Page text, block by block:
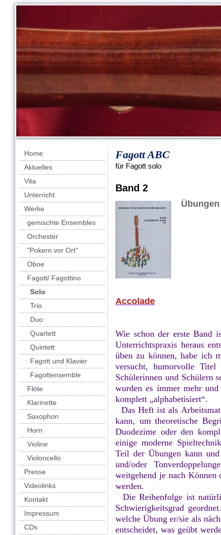
Home
Aktuelles
Vita
Unterricht
Werke
gemischte Ensembles
Orchester
"Pokern vor Ort"
Oboe
Fagott/ Fagottino
Solo
Trio
Duo
Quartett
Quintett
Fagott und Klavier
Fagottensemble
Flöte
Klarinette
Saxophon
Horn
Violine
Violoncello
Presse
Videolinks
Kontakt
Impressum
CDs
Fagott ABC
für Fagott solo
Band 2
Accolade
Wie schon der erste Band
Unterrichtspraxis heraus
üben zu können, habe ich
versucht, humorvolle
Schülerinnen und Schülern
wurden es immer mehr
komplett „alphabetisiert“.
Das Heft ist als
kann, um theoretische
Duodezime oder den
einige moderne
Teil der Übungen kann
und/oder
weitgehend je nach
werden.
Die Reihenfolge ist
Schwierigkeitsgrad
welche Übung er/sie als
entscheidet, was geübt